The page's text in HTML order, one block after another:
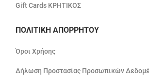
Gift Cards ΚΡΗΤΙΚΟΣ
ΠΟΛΙΤΙΚΗ ΑΠΟΡΡΗΤΟΥ
Όροι Χρήσης
Δήλωση Προστασίας Προσωπικών